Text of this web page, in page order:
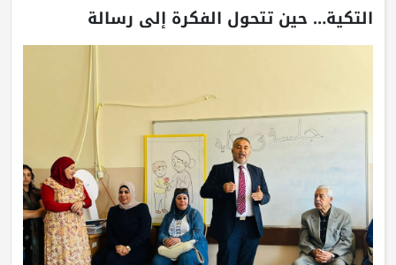
التكية… حين تتحول الفكرة إلى رسالة